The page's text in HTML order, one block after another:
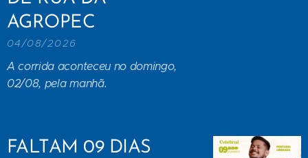
AGROPEC
04/08/2026
A corrida aconteceu no domingo,
02/08, pela manhã.
FALTAM 09 DIAS